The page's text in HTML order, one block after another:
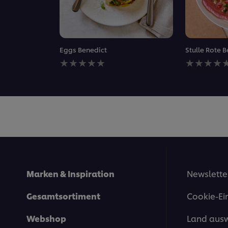
Eggs Benedict
Keine
Bewertungen
recipe
Stulle Rote
Keine
recipe
Marken & Inspiration
Gesamtsortiment
Webshop
Cookie-
Land